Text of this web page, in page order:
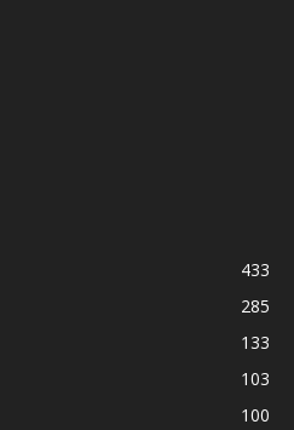
433
285
133
103
100